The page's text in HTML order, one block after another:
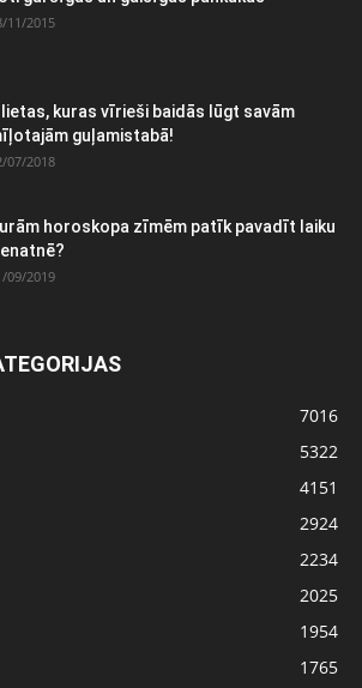
11/2015
lietas, kuras vīrieši baidās lūgt savām
guļamistabā!
07/2018
horoskopa zīmēm patīk pavadīt laiku
09/2019
7016
5322
4151
2924
2234
2025
1954
1765